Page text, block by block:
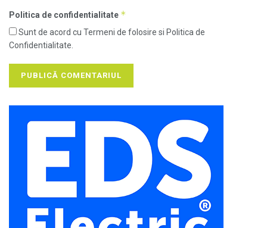
Politica de confidentialitate *
Sunt de acord cu Termeni de folosire si Politica de
Confidentialitate.